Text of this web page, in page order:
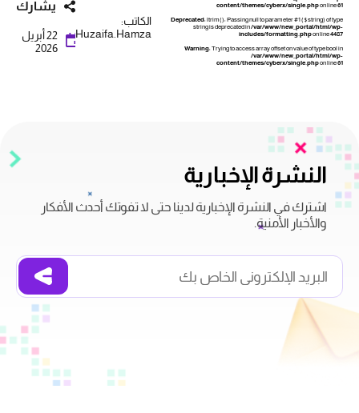
content/themes/cyberx/single.phpon line61
Deprecated: ltrim(): Passing null to parameter #1 ($string) of type
string is deprecated in/var/www/new_portal/html/wp-
includes/formatting.phpon line4487
Warning: Trying to access array offset on value of type bool in
/var/www/new_portal/html/wp-
content/themes/cyberx/single.phpon line61
الكاتب:
Huzaifa.Hamza
يشارك
22 أبريل
2026
النشرة الإخبارية
اشترك في النشرة الإخبارية لدينا حتى لا تفوتك أحدث الأفكار
والأخبار الأمنية.